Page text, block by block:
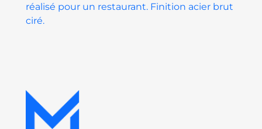
réalisé pour un restaurant. Finition acier brut
ciré.